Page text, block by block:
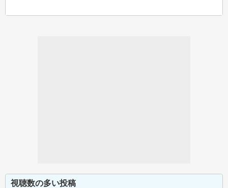
視聴数の多い投稿